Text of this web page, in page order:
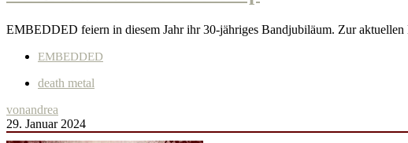
EMBEDDED feiern in diesem Jahr ihr 30-jähriges Bandjubiläum. Zur
EMBEDDED
death metal
vonandrea
29. Januar 2024